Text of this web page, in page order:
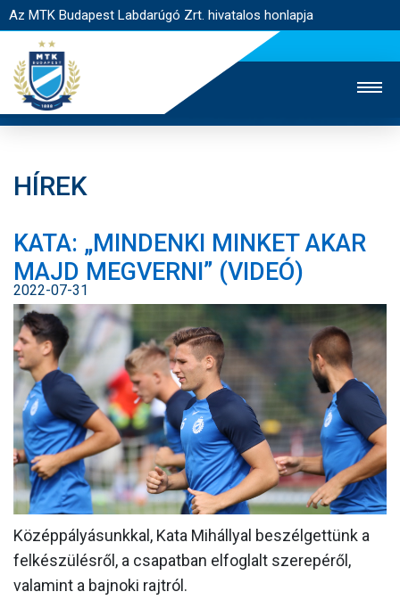
Az MTK Budapest Labdarúgó Zrt. hivatalos honlapja
JEGYÉRTÉKESÍTÉS
WEBSHOP
STADION
EGYESÜLET
KAPCSOLAT
NYITÓLAP
HÍREK
CSAPATOK
MÉRKŐZÉSEK
KLUB
GALÉRIA
SZURKOLÓI ÉLMÉNYEK
AKKREDITÁCIÓ
HÍREK
KATA: „MINDENKI MINKET AKAR
MAJD MEGVERNI” (VIDEÓ)
2022-07-31
Középpályásunkkal, Kata Mihállyal beszélgettünk a
felkészülésről, a csapatban elfoglalt szerepéről,
valamint a bajnoki rajtról.